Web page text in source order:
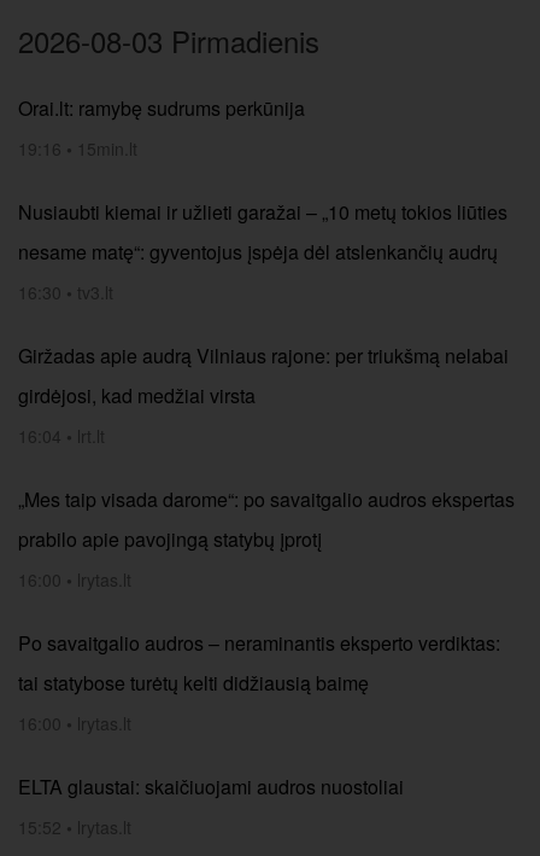
2026-08-03 Pirmadienis
Orai.lt: ramybę sudrums perkūnija
19:16 • 15min.lt
Nusiaubti kiemai ir užlieti garažai – „10 metų tokios liūties
nesame matę“: gyventojus įspėja dėl atslenkančių audrų
16:30 • tv3.lt
Giržadas apie audrą Vilniaus rajone: per triukšmą nelabai
girdėjosi, kad medžiai virsta
16:04 • lrt.lt
„Mes taip visada darome“: po savaitgalio audros ekspertas
prabilo apie pavojingą statybų įprotį
16:00 • lrytas.lt
Po savaitgalio audros – neraminantis eksperto verdiktas:
tai statybose turėtų kelti didžiausią baimę
16:00 • lrytas.lt
ELTA glaustai: skaičiuojami audros nuostoliai
15:52 • lrytas.lt